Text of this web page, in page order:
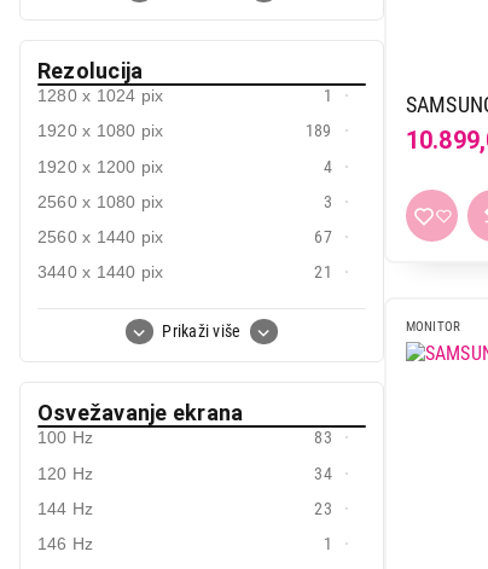
39,7"
1
44,5"
4 ms
24
5 ms
preko 5 ms
8
Rezolucija
Prikaži više
1280 x 1024 pix
1
1920 x 1080 pix
189
1920 x 1200 pix
4
2560 x 1080 pix
3
2560 x 1440 pix
67
3440 x 1440 pix
21
3840 x 2160 pix
36
5120 x 1440 pix
5120 x 2160 pix
2
5120 x 2880 pix
6016 x 3384 pix
1
6144 x 3456 pix
1
7680 x 2160 pix
1
Osvežavanje ekrana
100 Hz
83
120 Hz
34
144 Hz
23
146 Hz
1
MONITOR